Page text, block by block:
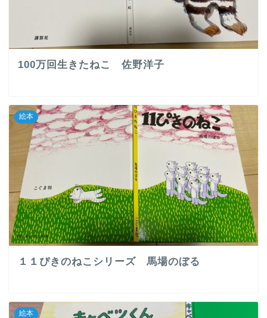
100万回生きたねこ 佐野洋子
絵本
１１ぴきのねこシリーズ 馬場のぼる
絵本